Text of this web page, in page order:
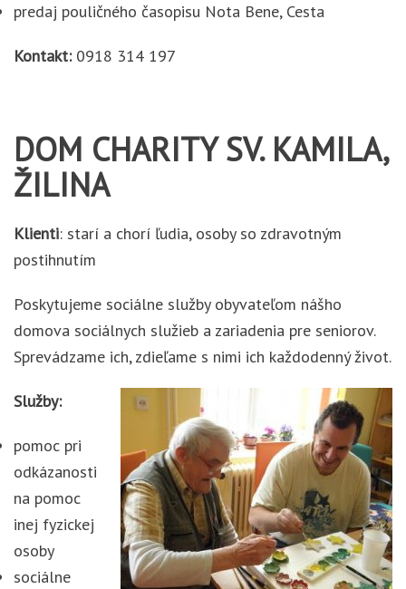
predaj pouličného časopisu Nota Bene, Cesta
Kontakt:0918 314 197
DOM CHARITY SV. KAMILA,
ŽILINA
Klienti: starí a chorí ľudia, osoby so zdravotným
postihnutím
Poskytujeme sociálne služby obyvateľom nášho
domova sociálnych služieb a zariadenia pre seniorov.
Sprevádzame ich, zdieľame s nimi ich každodenný život.
Služby:
pomoc pri
odkázanosti
na pomoc
inej fyzickej
osoby
sociálne